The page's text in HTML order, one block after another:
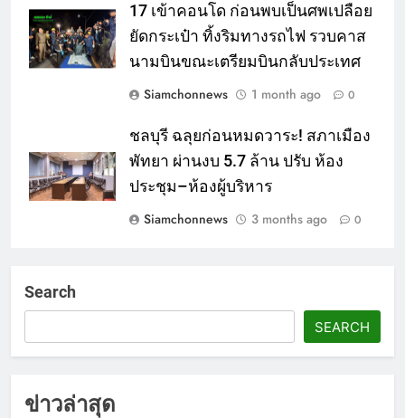
17 เข้าคอนโด ก่อนพบเป็นศพเปลือย
ยัดกระเป๋า ทิ้งริมทางรถไฟ รวบคาส
นามบินขณะเตรียมบินกลับประเทศ
Siamchonnews
1 month ago 0
ชลบุรี ฉลุยก่อนหมดวาระ! สภาเมือง
พัทยา ผ่านงบ 5.7 ล้าน ปรับ ห้อง
ประชุม–ห้องผู้บริหาร
Siamchonnews
3 months ago 0
Search
SEARCH
ข่าวล่าสุด